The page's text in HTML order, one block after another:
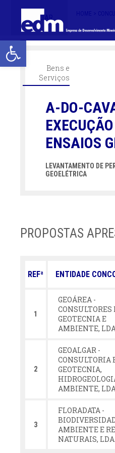
Open toolbar
< VOLTAR
Bens e
Serviços
A-DO-
ENSAIOS
LEVANTAMENTO DE
GEOELÉTRICA
PROPOSTAS
REFª ENTIDADE
1
GEOÁREA -
CONSULTORES
GEOTECNIA E
AMBIENTE,
2
GEOALGAR -
CONSULTORIA
GEOTECNIA,
AMBIENTE,
3
FLORADATA -
AMBIENTE E
NATURAIS, LDA.